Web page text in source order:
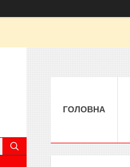
ГОЛОВНА